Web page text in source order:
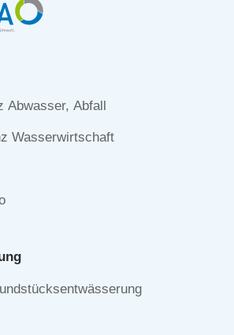
Abwasser, Abfall
Wasserwirtschaft